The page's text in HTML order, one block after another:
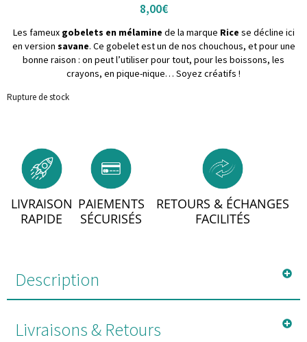
8,00€
Les fameux gobelets en mélamine de la marque Rice se décline ici
en version savane. Ce gobelet est un de nos chouchous, et pour une
bonne raison : on peut l’utiliser pour tout, pour les boissons, les
crayons, en pique-nique… Soyez créatifs !
Rupture de stock
LIVRAISON
RAPIDE
PAIEMENTS
SÉCURISÉS
RETOURS & ÉCHANGES
FACILITÉS
Description
Livraisons & Retours